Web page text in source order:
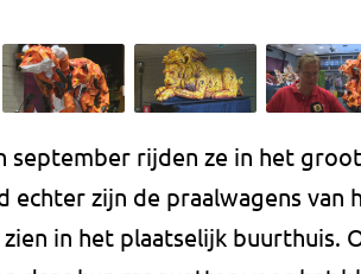
september rijden ze in het
echter zijn de praalwagens van
in het plaatselijk buurthuis.